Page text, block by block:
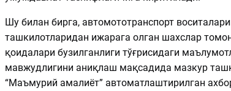
Шу билан бирга, автомототранспорт
ташкилотларидан ижарага олган шахслар
қоидалари бузилганлиги тўғрисидаги
мавжудлигини аниқлаш мақсадида мазкур
“Маъмурий амалиёт” автоматлаштирилган